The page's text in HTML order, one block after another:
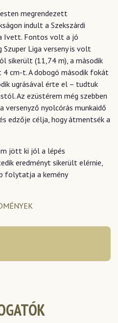
megrendezett
indult a Szekszárdi
Ivett. Fontos volt a jó
Szuper Liga verseny is volt
sikerült (11,74 m), a második
cm-t. A dobogó második fokát
ugrásával érte el – tudtuk
Az ezüstérem még szebben
versenyző nyolcórás munkaidő
edzője célja, hogy átmentsék a
jött ki jól a lépés
eredményt sikerült elérnie,
folytatja a kemény